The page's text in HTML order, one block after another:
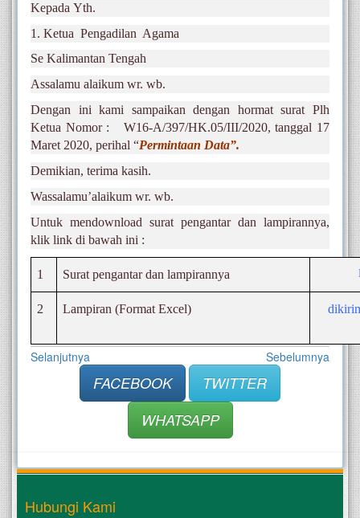
Kepada Yth.
1. Ketua Pengadilan Agama
Se Kalimantan Tengah
Assalamu alaikum wr. wb.
Dengan ini kami sampaikan dengan hormat surat Plh
Ketua Nomor : W16-A/397/HK.05/III/2020, tanggal 17
Maret 2020, perihal “Permintaan Data”.
Demikian, terima kasih.
Wassalamu’alaikum wr. wb.
Untuk mendownload surat pengantar dan lampirannya,
klik link di bawah ini :
1 Surat pengantar dan lampirannya
2 Lampiran (Format Excel)
Selanjutnya Sebelumnya
FACEBOOK
TWITTER
WHATSAPP
Hubungi Kami